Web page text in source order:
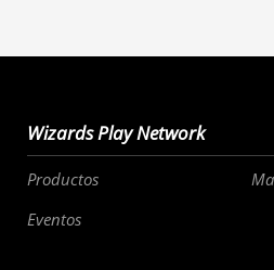
Wizards Play Network
Productos
Eventos